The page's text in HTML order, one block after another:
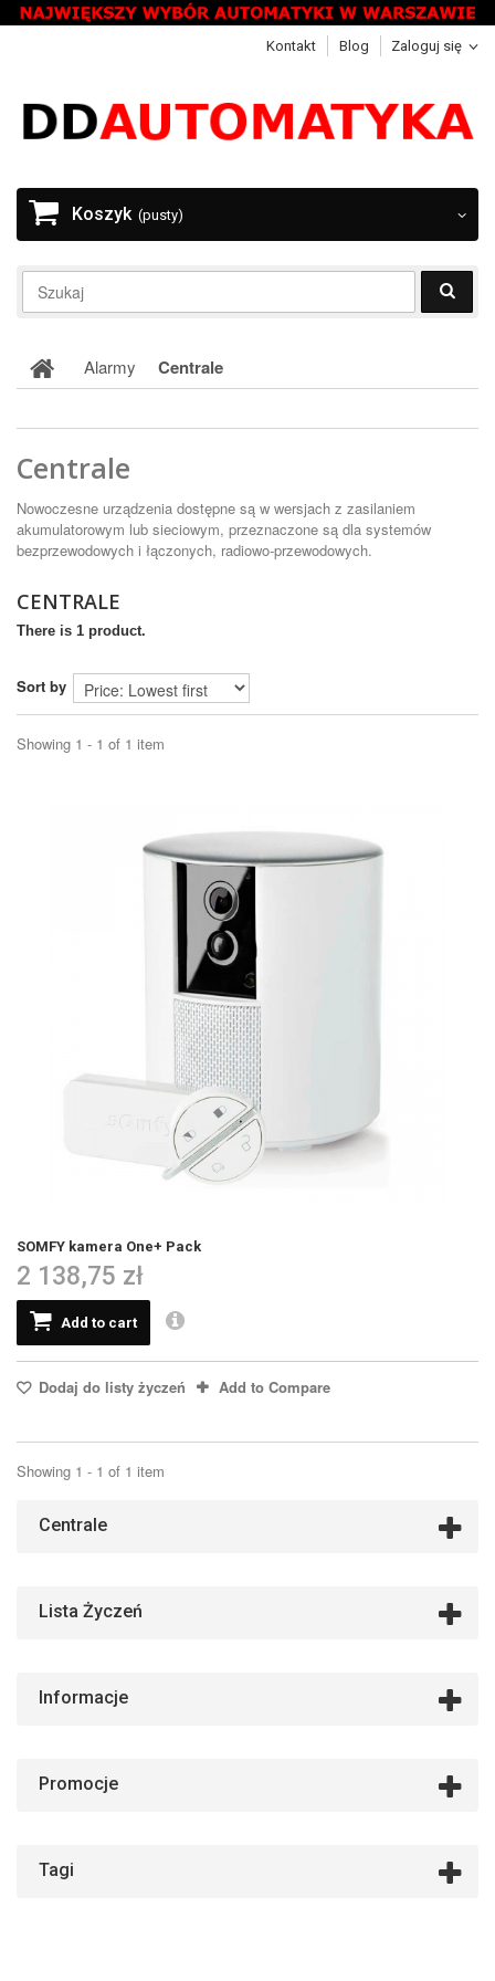
Zaloguj się
Kontakt Blog
Koszyk (pusty)
Alarmy Centrale
Centrale
Nowoczesne urządzenia dostępne są w wersjach z zasilaniem
akumulatorowym lub sieciowym, przeznaczone są dla systemów
bezprzewodowych i łączonych, radiowo-przewodowych.
CENTRALE
There is 1 product.
Sort by
Showing 1 - 1 of 1 item
SOMFY kamera One+ Pack
2 138,75 zł
Add to cart
Dodaj do listy życzeń Add to Compare
Showing 1 - 1 of 1 item
Centrale
Lista Życzeń
Informacje
Promocje
Tagi